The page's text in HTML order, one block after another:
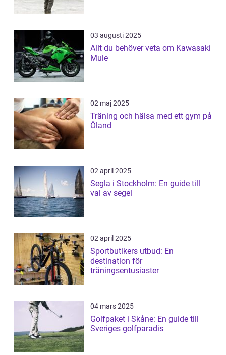
03 augusti 2025
Allt du behöver veta om Kawasaki
Mule
02 maj 2025
Träning och hälsa med ett gym på
Öland
02 april 2025
Segla i Stockholm: En guide till
val av segel
02 april 2025
Sportbutikers utbud: En
destination för
träningsentusiaster
04 mars 2025
Golfpaket i Skåne: En guide till
Sveriges golfparadis